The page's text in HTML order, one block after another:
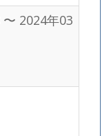
2024年03